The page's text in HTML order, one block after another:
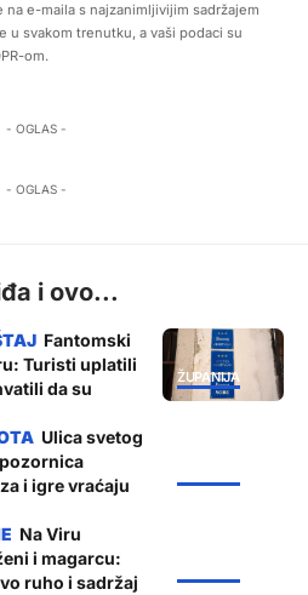
e-maila s najzanimljivijim sadržajem
u svakom trenutku, a vaši podaci su
om.
- OGLAS -
- OGLAS -
i ovo...
ŽUPANIJA
Fantomski
Turisti uplatili
da su
Ulica svetog
i igre vraćaju
Na Viru
i magarcu:
ruho i sadržaj